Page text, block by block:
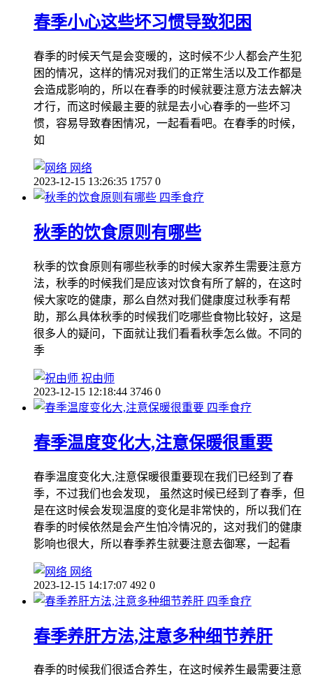
春季小心这些坏习惯导致犯困
春季的时候天气是会变暖的，这时候不少人都会产生犯
困的情况，这样的情况对我们的正常生活以及工作都是
会造成影响的，所以在春季的时候就要注意方法去解决
才行，而这时候最主要的就是去小心春季的一些坏习
惯，容易导致春困情况，一起看看吧。在春季的时候，
如
网络
2023-12-15 13:26:35 1757 0
四季食疗
秋季的饮食原则有哪些
秋季的饮食原则有哪些秋季的时候大家养生需要注意方
法，秋季的时候我们是应该对饮食有所了解的，在这时
候大家吃的健康，那么自然对我们健康度过秋季有帮
助，那么具体秋季的时候我们吃哪些食物比较好，这是
很多人的疑问，下面就让我们看看秋季怎么做。不同的
季
祝由师
2023-12-15 12:18:44 3746 0
四季食疗
春季温度变化大,注意保暖很重要
春季温度变化大,注意保暖很重要现在我们已经到了春
季，不过我们也会发现， 虽然这时候已经到了春季，但
是在这时候会发现温度的变化是非常快的，所以我们在
春季的时候依然是会产生怕冷情况的，这对我们的健康
影响也很大，所以春季养生就要注意去御寒，一起看
网络
2023-12-15 14:17:07 492 0
四季食疗
春季养肝方法,注意多种细节养肝
春季的时候我们很适合养生，在这时候养生最需要注意